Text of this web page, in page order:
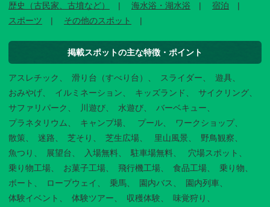
歴史（古民家、古墳など）
海水浴・湖水浴
宿泊
スポーツ
その他のスポット
掲載スポットの主な特徴・ポイント
アスレチック 滑り台（すべり台） スライダー
遊具
おみやげ
イルミネーション キッズランド
サイクリング
サファリパーク
川遊び 水遊び
バーベキュー
プラネタリウム
キャンプ場 プール
ワークショップ
散策
迷路 芝そり 芝生広場 里山風景
野鳥観察
魚つり
展望台 入場無料 駐車場無料
穴場スポット
乗り物工場
お菓子工場 飛行機工場 食品工場
乗り物
ボート
ロープウェイ 乗馬 園内バス
園内列車
体験イベント
体験ツアー 収穫体験 味覚狩り